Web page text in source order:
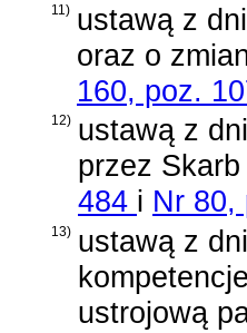
11) ustawą z
oraz o
160, poz.
12) ustawą z
przez
484 i Nr 80,
13) ustawą z
ustrojową